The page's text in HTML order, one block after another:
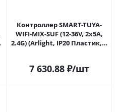
Контроллер SMART-TUYA-
WIFI-MIX-SUF (12-36V, 2x5A,
2.4G) (Arlight, IP20 Пластик, 5
7 630.88₽/шт